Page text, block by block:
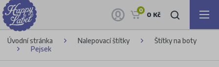
0
0 Kč
Úvodní stránka Nalepovací štítky
Štítky na boty
Pejsek